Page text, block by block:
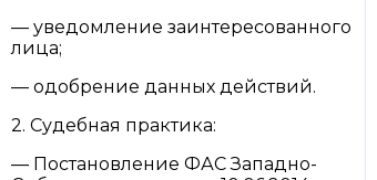
— уведомление заинтересованного
лица;
— одобрение данных действий.
2. Судебная практика:
— Постановление ФАС Западно-